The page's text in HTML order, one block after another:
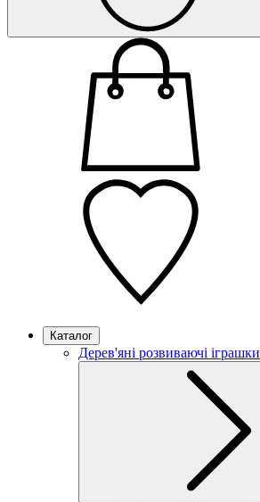
Каталог
Дерев'яні розвиваючі іграшки